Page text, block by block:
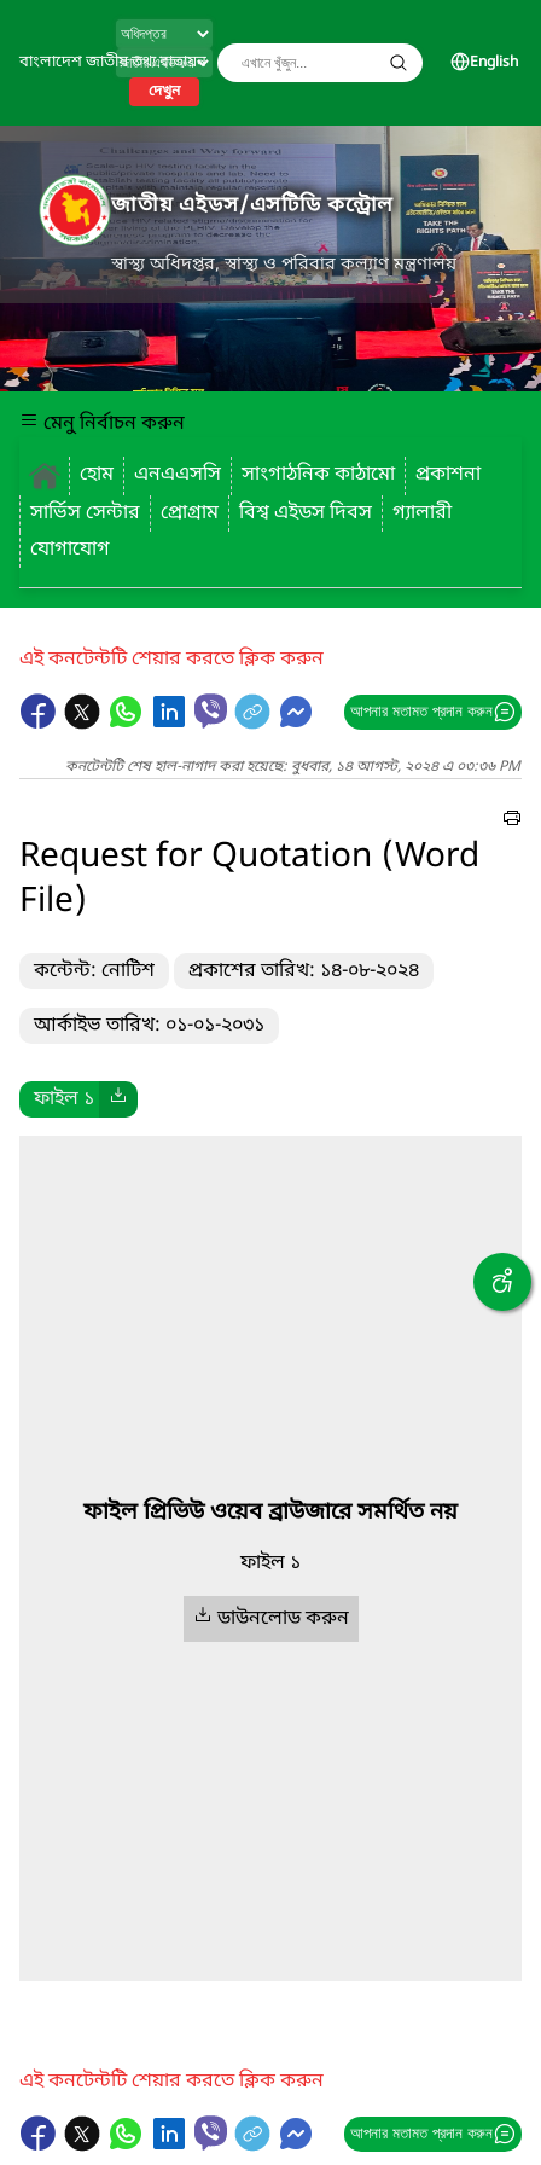
বাংলাদেশ জাতীয় তথ্য বাতায়ন
দেখুন
English
জাতীয় এইডস/এসটিডি কন্ট্রোল
স্বাস্থ্য অধিদপ্তর, স্বাস্থ্য ও পরিবার কল্যাণ মন্ত্রণালয়
মেনু নির্বাচন করুন
হোম
এনএএসসি সাংগাঠনিক কাঠামো
প্রকাশনা
সার্ভিস সেন্টার
প্রোগ্রাম বিশ্ব এইডস দিবস
গ্যালারী
যোগাযোগ
এই কনটেন্টটি শেয়ার করতে ক্লিক করুন
আপনার মতামত প্রদান করুন
কনটেন্টটি শেষ হাল-নাগাদ করা হয়েছে: বুধবার, ১৪ আগস্ট, ২০২৪ এ ০৩:৩৬ PM
Request for Quotation (Word
File)
কন্টেন্ট: নোটিশ প্রকাশের তারিখ: ১৪-০৮-২০২৪
আর্কাইভ তারিখ: ০১-০১-২০৩১
ফাইল ১
ফাইল প্রিভিউ ওয়েব ব্রাউজারে সমর্থিত নয়
ফাইল ১
ডাউনলোড করুন
এই কনটেন্টটি শেয়ার করতে ক্লিক করুন
আপনার মতামত প্রদান করুন